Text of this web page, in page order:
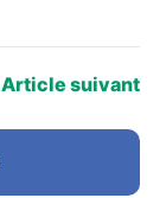
Article suivant